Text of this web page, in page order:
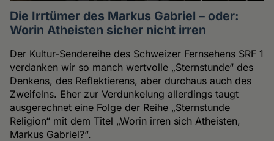
Die Irrtümer des Markus Gabriel – oder:
Worin Atheisten sicher nicht irren
Der Kultur-Sendereihe des Schweizer Fernsehens SRF 1
verdanken wir so manch wertvolle „Sternstunde“ des
Denkens, des Reflektierens, aber durchaus auch des
Zweifelns. Eher zur Verdunkelung allerdings taugt
ausgerechnet eine Folge der Reihe „Sternstunde
Religion“ mit dem Titel „Worin irren sich Atheisten,
Markus Gabriel?“.